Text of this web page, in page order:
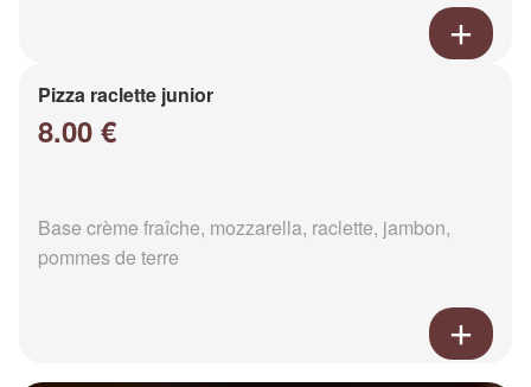
Pizza raclette junior
8.00 €
Base crème fraîche, mozzarella, raclette, jambon,
pommes de terre